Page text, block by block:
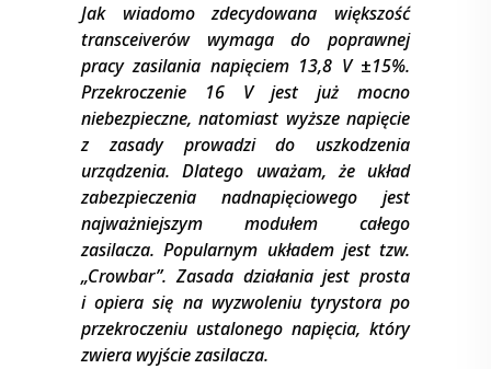
Jak wiadomo zdecydowana większość
transceiverów wymaga do poprawnej
pracy zasilania napięciem 13,8 V ±15%.
Przekroczenie 16 V jest już mocno
niebezpieczne, natomiast wyższe napięcie
z zasady prowadzi do uszkodzenia
urządzenia. Dlatego uważam, że układ
zabezpieczenia nadnapięciowego jest
najważniejszym modułem całego
zasilacza. Popularnym układem jest tzw.
„Crowbar”. Zasada działania jest prosta
i opiera się na wyzwoleniu tyrystora po
przekroczeniu ustalonego napięcia, który
zwiera wyjście zasilacza.